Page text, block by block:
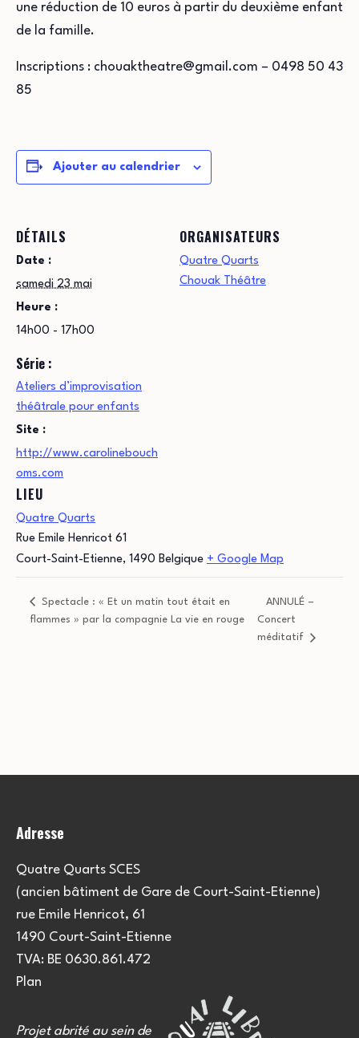
une réduction de 10 euros à partir du deuxième enfant
de la famille.
Inscriptions : chouaktheatre@gmail.com – 0498 50 43
85
Ajouter au calendrier
DÉTAILS
Date :
samedi 23 mai
Heure :
14h00 - 17h00
Série :
Ateliers d’improvisation
théâtrale pour enfants
Site :
http://www.carolinebouch
oms.com
LIEU
Quatre Quarts
Rue Emile Henricot 61
Court-Saint-Etienne, 1490 Belgique + Google Map
ORGANISATEURS
Quatre Quarts
Chouak Théâtre
Spectacle : « Et un matin tout était en
flammes » par la compagnie La vie en rouge
ANNULÉ –
Concert
méditatif
Adresse
Quatre Quarts SCES
(ancien bâtiment de Gare de Court-Saint-Etienne)
rue Emile Henricot, 61
1490 Court-Saint-Etienne
TVA: BE 0630.861.472
Plan
Projet abrité au sein de